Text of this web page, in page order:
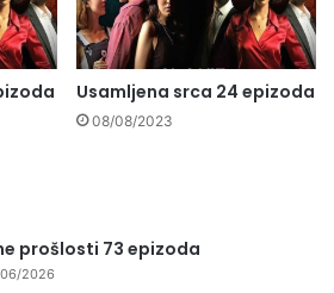
Usamljena srca 24 epizoda
08/08/2023
prošlosti 73 epizoda
2026